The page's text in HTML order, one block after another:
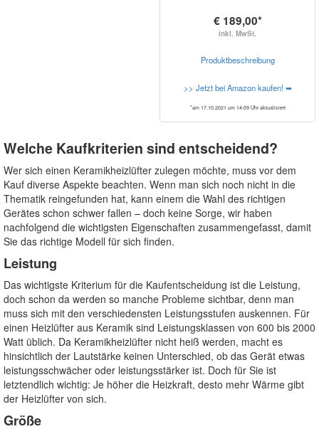
€ 189,00*
inkl. MwSt.
Produktbeschreibung
>> Jetzt bei Amazon kaufen! ➥
*am 17.10.2021 um 14:09 Uhr aktualisiert
Welche Kaufkriterien sind entscheidend?
Wer sich einen Keramikheizlüfter zulegen möchte, muss vor dem
Kauf diverse Aspekte beachten. Wenn man sich noch nicht in die
Thematik reingefunden hat, kann einem die Wahl des richtigen
Gerätes schon schwer fallen – doch keine Sorge, wir haben
nachfolgend die wichtigsten Eigenschaften zusammengefasst, damit
Sie das richtige Modell für sich finden.
Leistung
Das wichtigste Kriterium für die Kaufentscheidung ist die Leistung,
doch schon da werden so manche Probleme sichtbar, denn man
muss sich mit den verschiedensten Leistungsstufen auskennen. Für
einen Heizlüfter aus Keramik sind Leistungsklassen von 600 bis 2000
Watt üblich. Da Keramikheizlüfter nicht heiß werden, macht es
hinsichtlich der Lautstärke keinen Unterschied, ob das Gerät etwas
leistungsschwächer oder leistungsstärker ist. Doch für Sie ist
letztendlich wichtig: Je höher die Heizkraft, desto mehr Wärme gibt
der Heizlüfter von sich.
Größe